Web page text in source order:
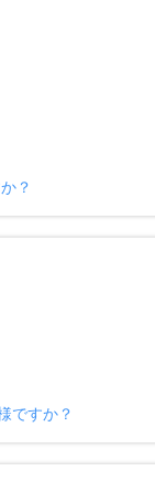
？
ですか？